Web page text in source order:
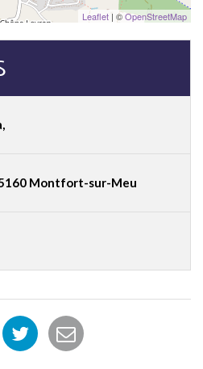
Leaflet | ©OpenStreetMap
Montfort-sur-Meu